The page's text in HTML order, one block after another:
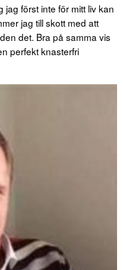
jag först inte för mitt liv kan
jag till skott med att
det. Bra på samma vis
perfekt knasterfri